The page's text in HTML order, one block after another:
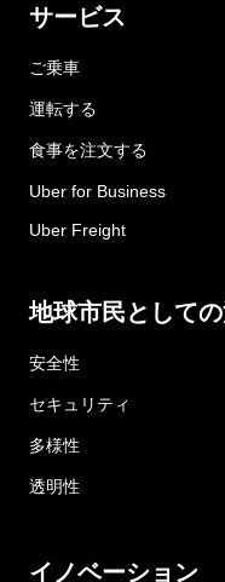
サービス
ご乗車
運転する
食事を注文する
Uber for Business
Uber Freight
地球市民として
安全性
セキュリティ
多様性
透明性
イノベーション